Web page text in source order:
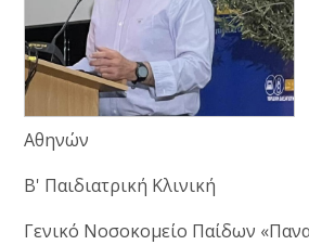
Αθηνών
Β' Παιδιατρική Κλινική
Γενικό Νοσοκομείο Παίδων